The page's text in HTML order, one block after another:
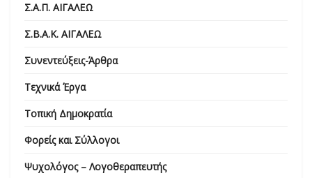
Σ.Α.Π. ΑΙΓΑΛΕΩ
Σ.Β.Α.Κ. ΑΙΓΑΛΕΩ
Συνεντεύξεις-Άρθρα
Τεχνικά Έργα
Τοπική Δημοκρατία
Φορείς και Σύλλογοι
Ψυχολόγος – Λογοθεραπευτής